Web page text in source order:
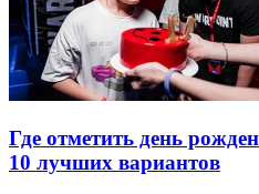
Где отметить день
10 лучших вариантов